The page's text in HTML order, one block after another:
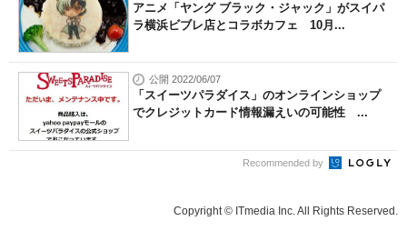
アニメ「ヤング ブラック・ジャック」がスイパ
ラ横浜ビブレ店とコラボカフェ 10月...
公開 2022/06/07
「スイーツパラダイス」のオンラインショップ
でクレジットカード情報漏えいの可能性 ...
Recommended by
Copyright © ITmedia Inc. All Rights Reserved.